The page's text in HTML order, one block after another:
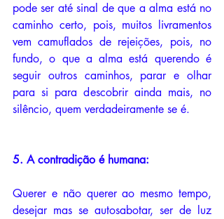
pode ser até sinal de que a alma está no
caminho certo, pois, muitos livramentos
vem camuflados de rejeições, pois, no
fundo, o que a alma está querendo é
seguir outros caminhos, parar e olhar
para si para descobrir ainda mais, no
silêncio, quem verdadeiramente se é.
5. A contradição é humana:
Querer e não querer ao mesmo tempo,
desejar mas se autosabotar, ser de luz